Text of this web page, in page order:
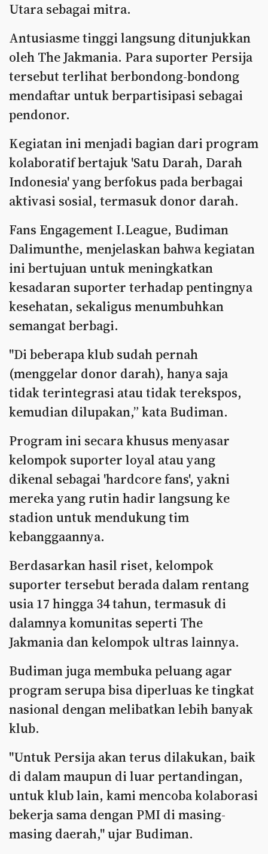
Utara sebagai mitra.
Antusiasme tinggi langsung ditunjukkan
oleh The Jakmania. Para suporter Persija
tersebut terlihat berbondong-bondong
mendaftar untuk berpartisipasi sebagai
pendonor.
Kegiatan ini menjadi bagian dari program
kolaboratif bertajuk 'Satu Darah, Darah
Indonesia' yang berfokus pada berbagai
aktivasi sosial, termasuk donor darah.
Fans Engagement I.League, Budiman
Dalimunthe, menjelaskan bahwa kegiatan
ini bertujuan untuk meningkatkan
kesadaran suporter terhadap pentingnya
kesehatan, sekaligus menumbuhkan
semangat berbagi.
"Di beberapa klub sudah pernah
(menggelar donor darah), hanya saja
tidak terintegrasi atau tidak terekspos,
kemudian dilupakan,” kata Budiman.
Program ini secara khusus menyasar
kelompok suporter loyal atau yang
dikenal sebagai 'hardcore fans', yakni
mereka yang rutin hadir langsung ke
stadion untuk mendukung tim
kebanggaannya.
Berdasarkan hasil riset, kelompok
suporter tersebut berada dalam rentang
usia 17 hingga 34 tahun, termasuk di
dalamnya komunitas seperti The
Jakmania dan kelompok ultras lainnya.
Budiman juga membuka peluang agar
program serupa bisa diperluas ke tingkat
nasional dengan melibatkan lebih banyak
klub.
"Untuk Persija akan terus dilakukan, baik
di dalam maupun di luar pertandingan,
untuk klub lain, kami mencoba kolaborasi
bekerja sama dengan PMI di masing-
masing daerah," ujar Budiman.